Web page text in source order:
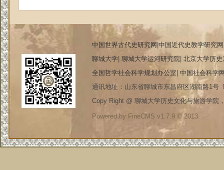
中国世界古代史研究网 中国近代史教学研究网
聊城大学 聊城大学运河研究院 北京大学历史
全国哲学社会科学规划办公室 中国社会科学
通讯地址：山东省聊城市东昌府区湖南路1号
Copy Right @ 聊城大学历史文化与旅游学院
Powered by FineCMS v1.7.9 © 2013.